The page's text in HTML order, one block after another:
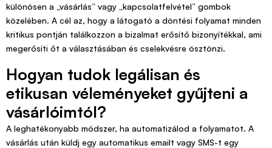
különösen a „vásárlás” vagy „kapcsolatfelvétel” gombok
közelében. A cél az, hogy a látogató a döntési folyamat minden
kritikus pontján találkozzon a bizalmat erősítő bizonyítékkal, ami
megerősíti őt a választásában és cselekvésre ösztönzi.
Hogyan tudok legálisan és
etikusan véleményeket gyűjteni a
vásárlóimtól?
A leghatékonyabb módszer, ha automatizálod a folyamatot. A
vásárlás után küldj egy automatikus emailt vagy SMS-t egy